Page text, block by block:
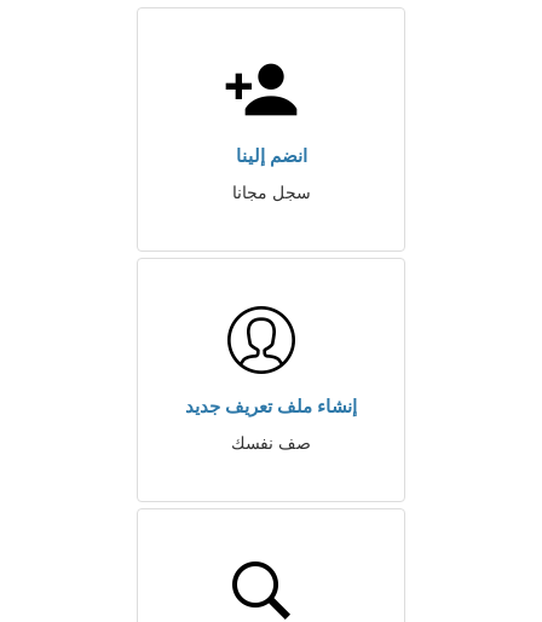
انضم إلينا
سجل مجانا
إنشاء ملف تعريف جديد
صف نفسك